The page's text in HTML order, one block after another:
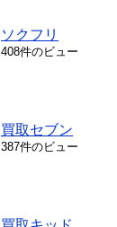
ソクフリ
408件のビュー
買取セブン
387件のビュー